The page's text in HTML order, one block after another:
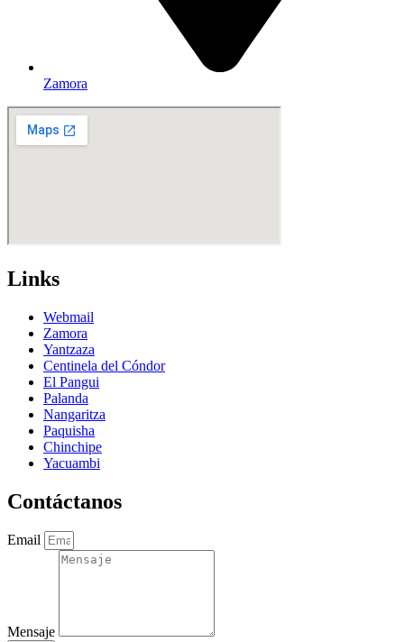
Zamora
Links
Webmail
Zamora
Yantzaza
Centinela del Cóndor
El Pangui
Palanda
Nangaritza
Paquisha
Chinchipe
Yacuambi
Contáctanos
Email
Mensaje